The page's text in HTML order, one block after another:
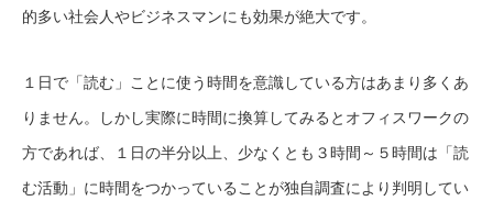
的多い社会人やビジネスマンにも効果が絶大です。
１日で「読む」ことに使う時間を意識している方はあまり多くあ
りません。しかし実際に時間に換算してみるとオフィスワークの
方であれば、１日の半分以上、少なくとも３時間～５時間は「読
む活動」に時間をつかっていることが独自調査により判明してい